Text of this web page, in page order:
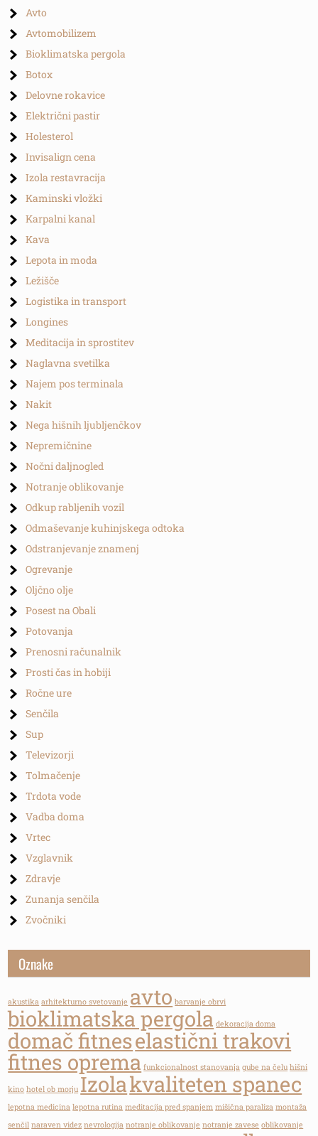
Avto
Avtomobilizem
Bioklimatska pergola
Botox
Delovne rokavice
Električni pastir
Holesterol
Invisalign cena
Izola restavracija
Kaminski vložki
Karpalni kanal
Kava
Lepota in moda
Ležišče
Logistika in transport
Longines
Meditacija in sprostitev
Naglavna svetilka
Najem pos terminala
Nakit
Nega hišnih ljubljenčkov
Nepremičnine
Nočni daljnogled
Notranje oblikovanje
Odkup rabljenih vozil
Odmaševanje kuhinjskega odtoka
Odstranjevanje znamenj
Ogrevanje
Oljčno olje
Posest na Obali
Potovanja
Prenosni računalnik
Prosti čas in hobiji
Ročne ure
Senčila
Sup
Televizorji
Tolmačenje
Trdota vode
Vadba doma
Vrtec
Vzglavnik
Zdravje
Zunanja senčila
Zvočniki
Oznake
akustika arhitekturno svetovanje avto barvanje obrvi
bioklimatska pergola dekoracija doma
domač fitneselastični trakovi
fitnes oprema funkcionalnost stanovanja gube na čelu hišni
kino hotel ob morju Izolakvaliteten spanec
lepotna medicina lepotna rutina meditacija pred spanjem mišična paraliza montaža
senčil naraven videz nevrologija notranje oblikovanje notranje zavese oblikovanje